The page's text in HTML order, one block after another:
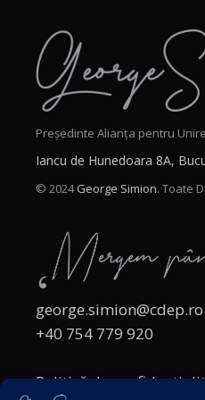
Președinte Alianța pentru
Iancu de Hunedoara 8A,
© 2024George Simion. Toate
george.simion@cdep.ro
+40 754 779 920
Politică de